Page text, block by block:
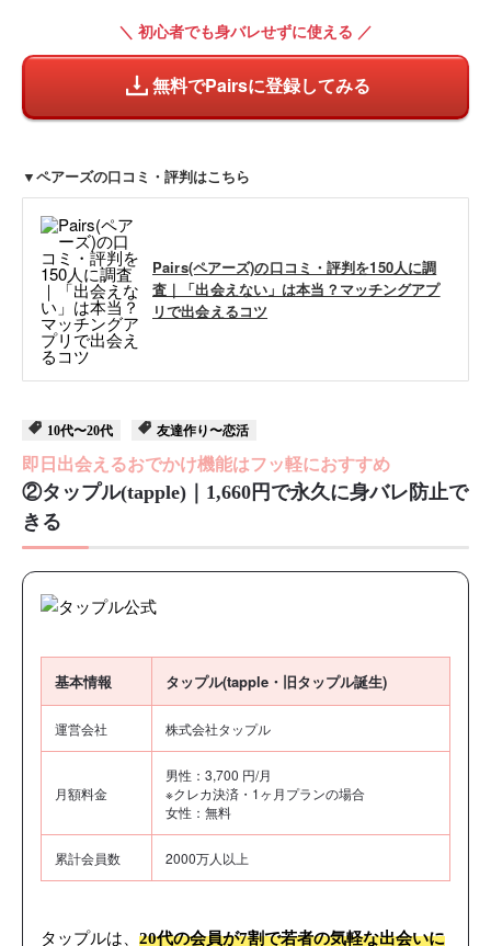
＼ 初心者でも身バレせずに使える ／
無料でPairsに登録してみる
▼ペアーズの口コミ・評判はこちら
Pairs(ペアーズ)の口コミ・評判を150人に調
査｜「出会えない」は本当？マッチングアプ
リで出会えるコツ
10代〜20代 友達作り〜恋活
即日出会えるおでかけ機能はフッ軽におすすめ
②タップル(tapple)｜1,660円で永久に身バレ防止で
きる
基本情報 タップル(tapple・旧タップル誕生)
運営会社 株式会社タップル
月額料金
男性：3,700 円/月
※クレカ決済・1ヶ月プランの場合
女性：無料
累計会員数 2000万人以上
タップルは、 20代の会員が7割で若者の気軽な出会いに